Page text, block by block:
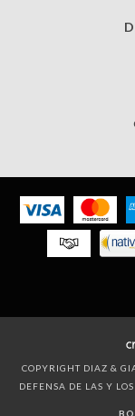
COPYRIGHT DIAZ &
DEFENSA DE LAS Y